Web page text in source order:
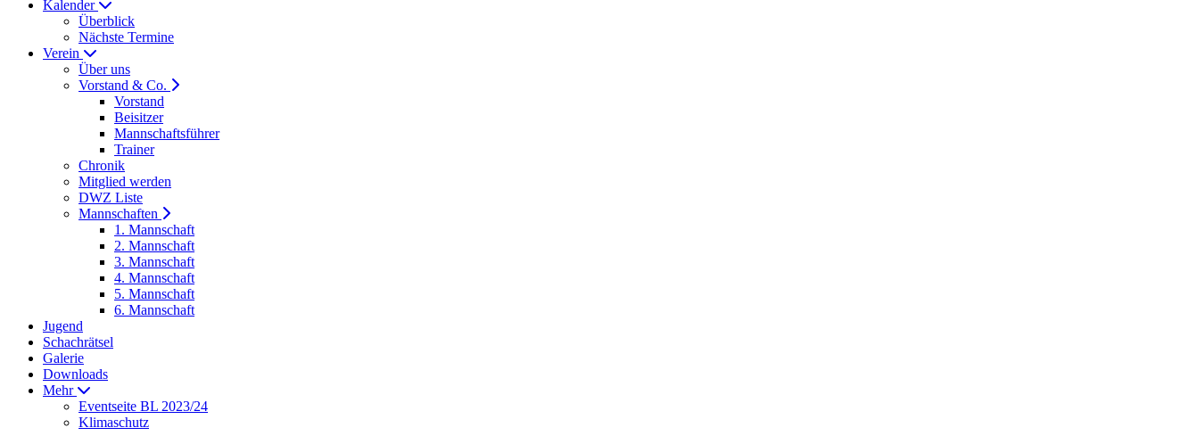
Kalender
Überblick
Nächste Termine
Verein
Über uns
Vorstand & Co.
Vorstand
Beisitzer
Mannschaftsführer
Trainer
Chronik
Mitglied werden
DWZ Liste
Mannschaften
1. Mannschaft
2. Mannschaft
3. Mannschaft
4. Mannschaft
5. Mannschaft
6. Mannschaft
Jugend
Schachrätsel
Galerie
Downloads
Mehr
Eventseite BL 2023/24
Klimaschutz